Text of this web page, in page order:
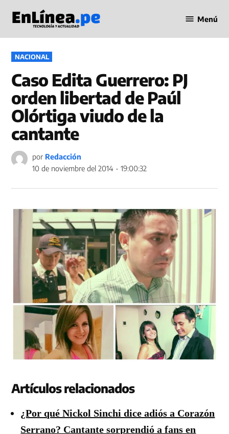
contenido
en Línea
Menú
PUBLICADO
EN
NACIONAL
Caso Edita Guerrero: PJ
orden libertad de Paúl
Olórtiga viudo de la
cantante
por Redacción
10 de noviembre del 2014 - 19:00:32
Artículos relacionados
¿Por qué Nickol Sinchi dice adiós a Corazón
Serrano? Cantante sorprendió a fans en